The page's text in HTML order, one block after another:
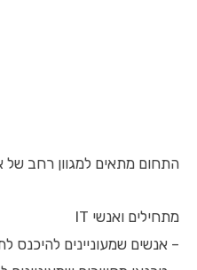
התחום מתאים למגוון רחב
מתחילים ואנשי IT
– אנשים שמעוניינים